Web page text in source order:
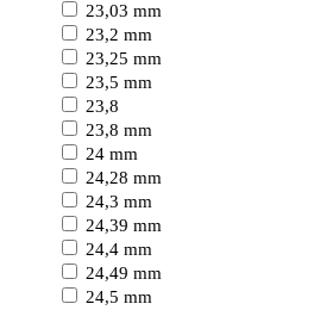
23,03 mm
23,2 mm
23,25 mm
23,5 mm
23,8
23,8 mm
24 mm
24,28 mm
24,3 mm
24,39 mm
24,4 mm
24,49 mm
24,5 mm